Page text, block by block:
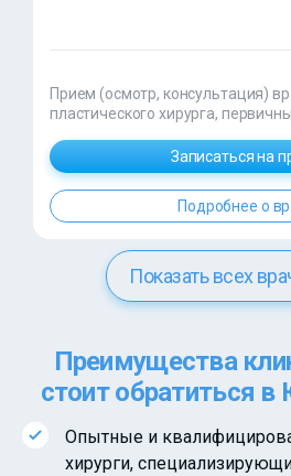
Прием (осмотр, консультация)
пластического хирурга,
Записаться на
Подробнее о
Показать всех
Преимущества
стоит обратиться
Опытные и
хирурги,